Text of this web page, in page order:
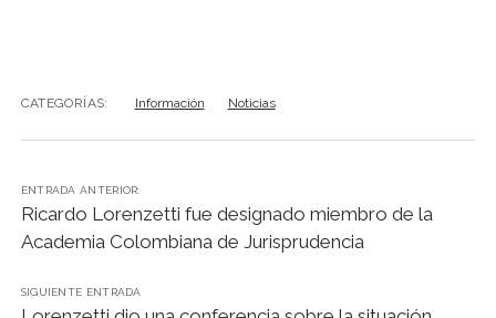
CATEGORÍAS: Información Noticias
ENTRADA ANTERIOR:
Ricardo Lorenzetti fue designado miembro de la
Academia Colombiana de Jurisprudencia
SIGUIENTE ENTRADA